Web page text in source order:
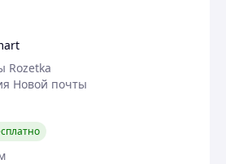
Rozetka
Новой почты